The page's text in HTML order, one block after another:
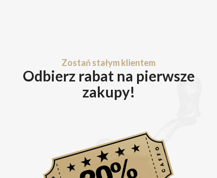
Zostań stałym klientem
Odbierz rabat na pierwsze
zakupy!